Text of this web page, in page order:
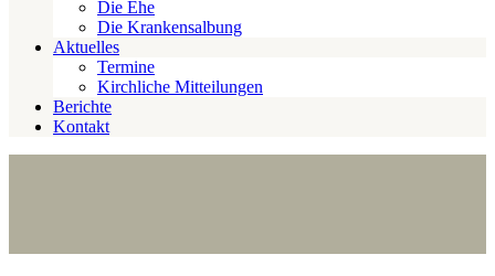
Die Ehe
Die Krankensalbung
Aktuelles
Termine
Kirchliche Mitteilungen
Berichte
Kontakt